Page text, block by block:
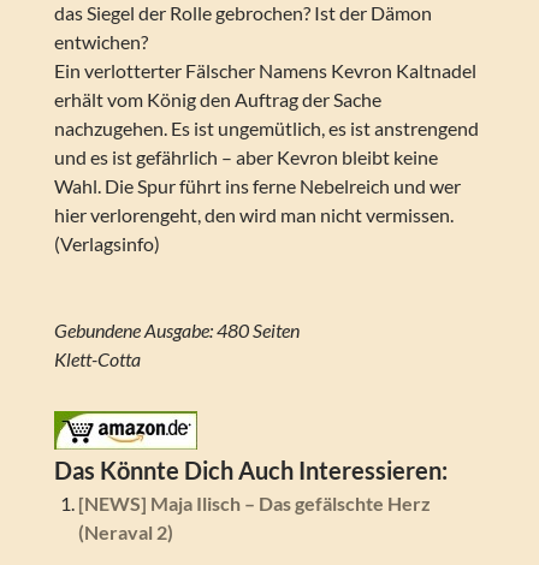
das Siegel der Rolle gebrochen? Ist der Dämon
entwichen?
Ein verlotterter Fälscher Namens Kevron Kaltnadel
erhält vom König den Auftrag der Sache
nachzugehen. Es ist ungemütlich, es ist anstrengend
und es ist gefährlich – aber Kevron bleibt keine
Wahl. Die Spur führt ins ferne Nebelreich und wer
hier verlorengeht, den wird man nicht vermissen.
(Verlagsinfo)
Gebundene Ausgabe: 480 Seiten
Klett-Cotta
Das Könnte Dich Auch Interessieren:
[NEWS] Maja Ilisch – Das gefälschte Herz
(Neraval 2)